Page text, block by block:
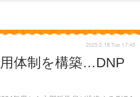
体制を構築…DNP
2025.2.18 Tue 17:45